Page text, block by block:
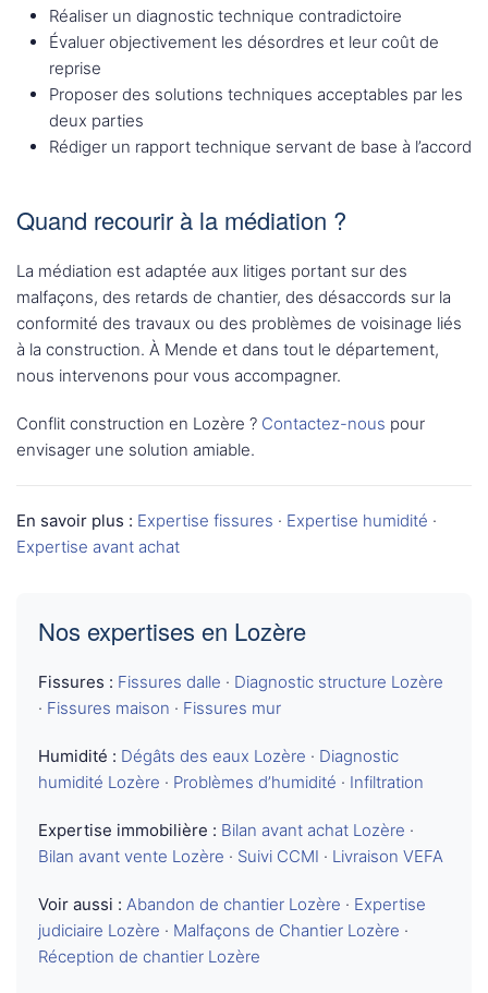
Réaliser un diagnostic technique contradictoire
Évaluer objectivement les désordres et leur coût de
reprise
Proposer des solutions techniques acceptables par les
deux parties
Rédiger un rapport technique servant de base à l’accord
Quand recourir à la médiation ?
La médiation est adaptée aux litiges portant sur des
malfaçons, des retards de chantier, des désaccords sur la
conformité des travaux ou des problèmes de voisinage liés
à la construction. À Mende et dans tout le département,
nous intervenons pour vous accompagner.
Conflit construction en Lozère ? Contactez-nous pour
envisager une solution amiable.
En savoir plus : Expertise fissures · Expertise humidité ·
Expertise avant achat
Nos expertises en Lozère
Fissures : Fissures dalle · Diagnostic structure Lozère
· Fissures maison · Fissures mur
Humidité : Dégâts des eaux Lozère · Diagnostic
humidité Lozère · Problèmes d’humidité · Infiltration
Expertise immobilière : Bilan avant achat Lozère ·
Bilan avant vente Lozère · Suivi CCMI · Livraison VEFA
Voir aussi : Abandon de chantier Lozère · Expertise
judiciaire Lozère · Malfaçons de Chantier Lozère ·
Réception de chantier Lozère